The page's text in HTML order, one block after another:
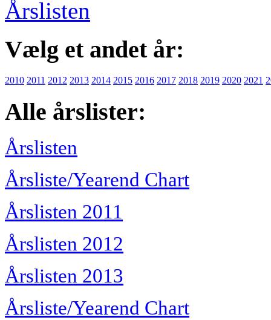
Årslisten
Vælg et andet år:
2010 2011 2012 2013 2014 2015 2016 2017 2018 2019 2020 2021
Alle årslister:
Årslisten
Årsliste/Yearend Chart
Årslisten 2011
Årslisten 2012
Årslisten 2013
Årsliste/Yearend Chart